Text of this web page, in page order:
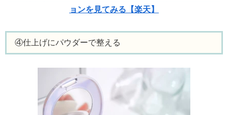
ョンを見てみる【楽天】
④仕上げにパウダーで整える